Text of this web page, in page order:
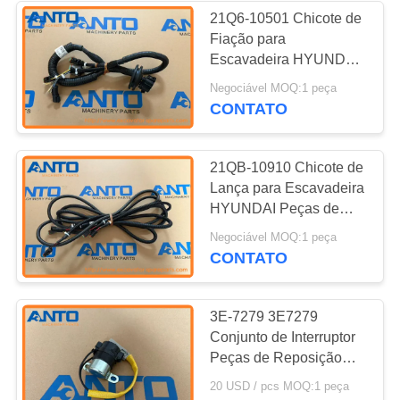
Rolamento da
máquina
escavadora
bomba hidráulica da
máquina
escavadora
524
21Q6-10501 Chicote de
Fiação para
Escavadeira HYUNDAI
Peças de Reposição
Compatível com
Negociável MOQ:1 peça
CONTATO
21QB-10910 Chicote de
Lança para Escavadeira
HYUNDAI Peças de
Reposição Compatível
com R480LC9S
Negociável MOQ:1 peça
CONTATO
3E-7279 3E7279
Conjunto de Interruptor
Peças de Reposição
Magnéticas para
20 USD / pcs MOQ:1 peça